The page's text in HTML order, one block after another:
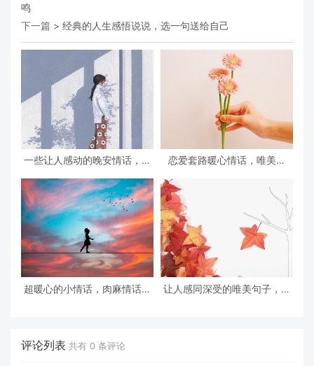
鸣
下一篇 > 经典的人生感悟说说，选一句送给自己
一些让人感动的晚安情话，句
恋爱套路暖心情话，唯美煽
超暖心的小情话，肉麻情话，
让人感同深受的唯美句子，边
评论列表 共有 0 条评论